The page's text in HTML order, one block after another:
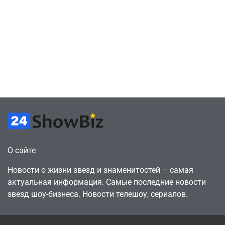
О сайте
Новости о жизни звезд и знаменитостей – самая
актуальная информация. Самые последние новости
звезд шоу-бизнеса. Новости телешоу, сериалов.